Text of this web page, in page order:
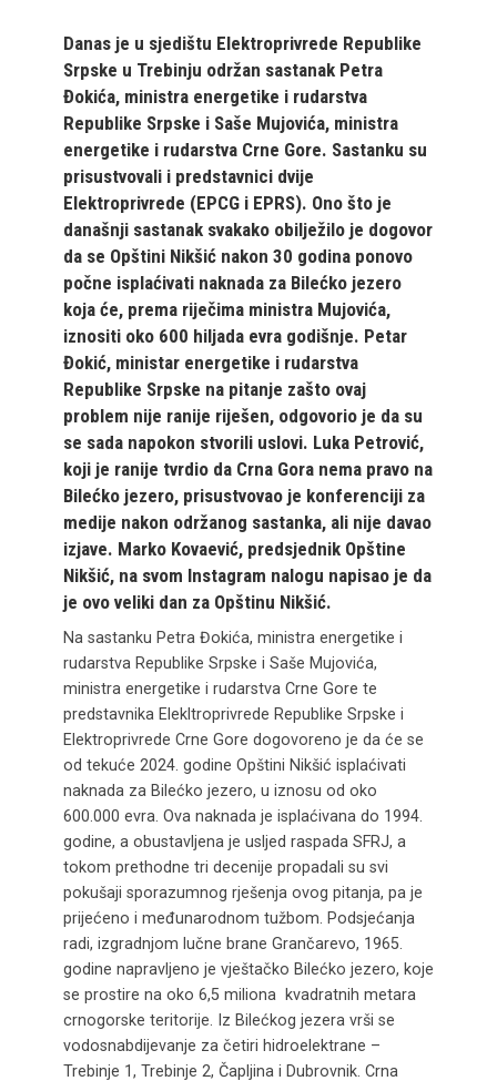
Danas je u sjedištu Elektroprivrede Republike
Srpske u Trebinju održan sastanak Petra
Đokića, ministra energetike i rudarstva
Republike Srpske i Saše Mujovića, ministra
energetike i rudarstva Crne Gore. Sastanku su
prisustvovali i predstavnici dvije
Elektroprivrede (EPCG i EPRS). Ono što je
današnji sastanak svakako obilježilo je dogovor
da se Opštini Nikšić nakon 30 godina ponovo
počne isplaćivati naknada za Bilećko jezero
koja će, prema riječima ministra Mujovića,
iznositi oko 600 hiljada evra godišnje. Petar
Đokić, ministar energetike i rudarstva
Republike Srpske na pitanje zašto ovaj
problem nije ranije riješen, odgovorio je da su
se sada napokon stvorili uslovi. Luka Petrović,
koji je ranije tvrdio da Crna Gora nema pravo na
Bilećko jezero, prisustvovao je konferenciji za
medije nakon održanog sastanka, ali nije davao
izjave. Marko Kovaević, predsjednik Opštine
Nikšić, na svom Instagram nalogu napisao je da
je ovo veliki dan za Opštinu Nikšić.
Na sastanku Petra Đokića, ministra energetike i
rudarstva Republike Srpske i Saše Mujovića,
ministra energetike i rudarstva Crne Gore te
predstavnika Elekltroprivrede Republike Srpske i
Elektroprivrede Crne Gore dogovoreno je da će se
od tekuće 2024. godine Opštini Nikšić isplaćivati
naknada za Bilećko jezero, u iznosu od oko
600.000 evra. Ova naknada je isplaćivana do 1994.
godine, a obustavljena je usljed raspada SFRJ, a
tokom prethodne tri decenije propadali su svi
pokušaji sporazumnog rješenja ovog pitanja, pa je
prijećeno i međunarodnom tužbom. Podsjećanja
radi, izgradnjom lučne brane Grančarevo, 1965.
godine napravljeno je vještačko Bilećko jezero, koje
se prostire na oko 6,5 miliona kvadratnih metara
crnogorske teritorije. Iz Bilećkog jezera vrši se
vodosnabdijevanje za četiri hidroelektrane –
Trebinje 1, Trebinje 2, Čapljina i Dubrovnik. Crna